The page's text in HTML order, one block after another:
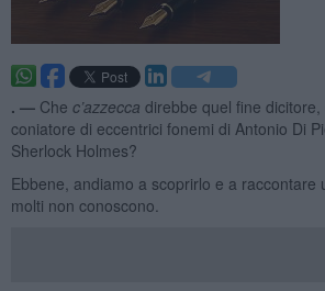
. — Che c’azzecca direbbe quel fine
coniatore di eccentrici fonemi di Antonio Di
Sherlock Holmes?
Ebbene, andiamo a scoprirlo e a raccontare
molti non conoscono.